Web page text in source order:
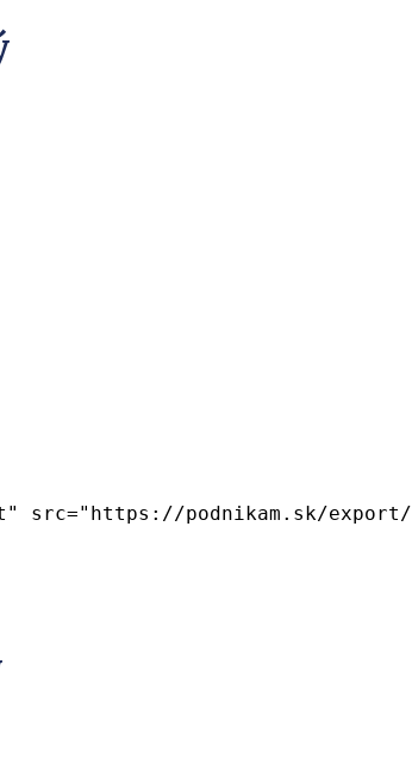
src="https://podnikam.sk/export/